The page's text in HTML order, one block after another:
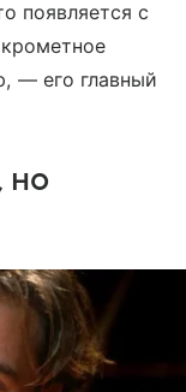
появляется с
— его главный
но